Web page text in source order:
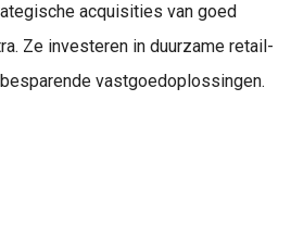
acquisities van goed
Ze investeren in duurzame retail-
vastgoedoplossingen.